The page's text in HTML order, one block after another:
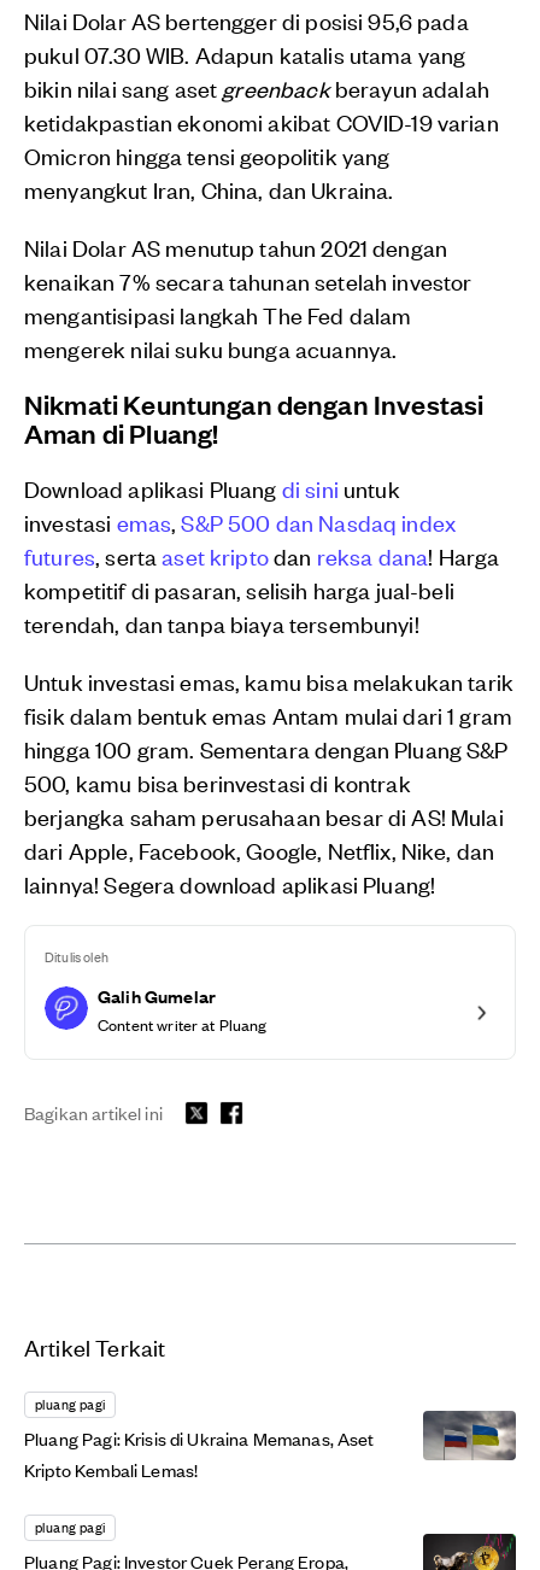
Nilai Dolar AS bertengger di posisi 95,6 pada
pukul 07.30 WIB. Adapun katalis utama yang
bikin nilai sang aset greenbackberayun adalah
ketidakpastian ekonomi akibat COVID-19 varian
Omicron hingga tensi geopolitik yang
menyangkut Iran, China, dan Ukraina.
Nilai Dolar AS menutup tahun 2021 dengan
kenaikan 7% secara tahunan setelah investor
mengantisipasi langkah The Fed dalam
mengerek nilai suku bunga acuannya.
Nikmati Keuntungan dengan Investasi
Aman di Pluang!
Download aplikasi Pluang di sini untuk
investasi emas,S&P 500 dan Nasdaq index
futures, sertaaset kriptodan reksa dana! Harga
kompetitif di pasaran, selisih harga jual-beli
terendah, dan tanpa biaya tersembunyi!
Untuk investasi emas, kamu bisa melakukan tarik
fisik dalam bentuk emas Antam mulai dari 1 gram
hingga 100 gram. Sementara dengan Pluang S&P
500, kamu bisa berinvestasi di kontrak
berjangka saham perusahaan besar di AS! Mulai
dari Apple, Facebook, Google, Netflix, Nike, dan
lainnya! Segera download aplikasi Pluang!
Ditulis oleh
Galih Gumelar
Content writer at Pluang
Bagikan artikel ini
Artikel Terkait
pluang pagi
Pluang Pagi: Krisis di Ukraina Memanas, Aset
Kripto Kembali Lemas!
pluang pagi
Pluang Pagi: Investor Cuek Perang Eropa,